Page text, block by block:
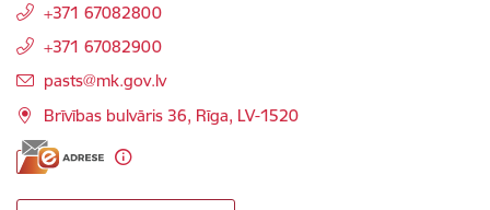
+371 67082800
+371 67082900
E-pasts:
pasts@mk.gov.lv
Brīvības bulvāris 36, Rīga, LV-1520